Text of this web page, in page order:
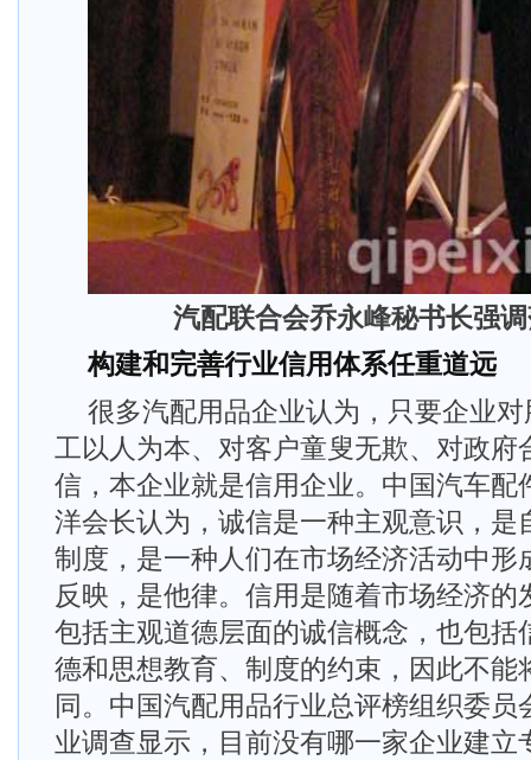
汽配联合会乔永峰秘书长强
构建和完善行业信用体系任重道远
很多汽配用品企业认为，只要企业
工以人为本、对客户童叟无欺、对政府
信，本企业就是信用企业。中国汽车配
洋会长认为，诚信是一种主观意识，是
制度，是一种人们在市场经济活动中形
反映，是他律。信用是随着市场经济的
包括主观道德层面的诚信概念，也包括
德和思想教育、制度的约束，因此不能
同。中国汽配用品行业总评榜组织委
业调查显示，目前没有哪一家企业建立